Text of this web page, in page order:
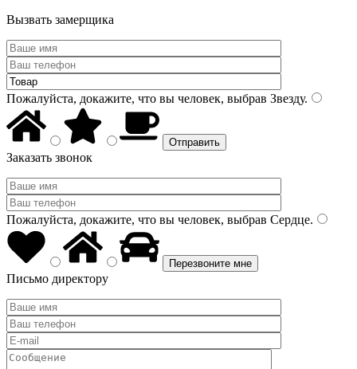
Вызвать замерщика
Пожалуйста, докажите, что вы человек, выбрав Звезду.
Заказать звонок
Пожалуйста, докажите, что вы человек, выбрав Сердце.
Письмо директору